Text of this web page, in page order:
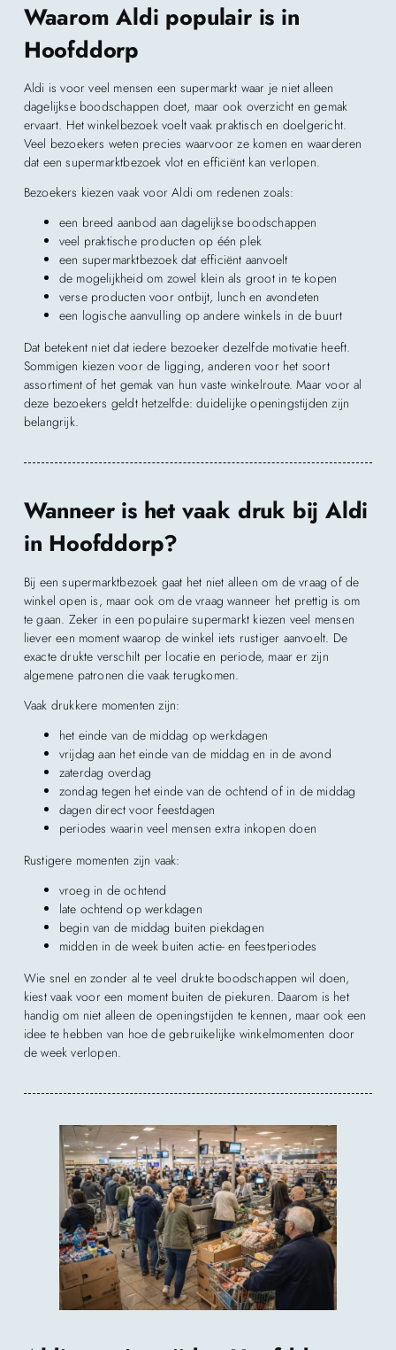
Waarom Aldi populair is in
Hoofddorp
Aldi is voor veel mensen een supermarkt waar je niet alleen
dagelijkse boodschappen doet, maar ook overzicht en gemak
ervaart. Het winkelbezoek voelt vaak praktisch en doelgericht.
Veel bezoekers weten precies waarvoor ze komen en waarderen
dat een supermarktbezoek vlot en efficiënt kan verlopen.
Bezoekers kiezen vaak voor Aldi om redenen zoals:
een breed aanbod aan dagelijkse boodschappen
veel praktische producten op één plek
een supermarktbezoek dat efficiënt aanvoelt
de mogelijkheid om zowel klein als groot in te kopen
verse producten voor ontbijt, lunch en avondeten
een logische aanvulling op andere winkels in de buurt
Dat betekent niet dat iedere bezoeker dezelfde motivatie heeft.
Sommigen kiezen voor de ligging, anderen voor het soort
assortiment of het gemak van hun vaste winkelroute. Maar voor al
deze bezoekers geldt hetzelfde: duidelijke openingstijden zijn
belangrijk.
Wanneer is het vaak druk bij Aldi
in Hoofddorp?
Bij een supermarktbezoek gaat het niet alleen om de vraag of de
winkel open is, maar ook om de vraag wanneer het prettig is om
te gaan. Zeker in een populaire supermarkt kiezen veel mensen
liever een moment waarop de winkel iets rustiger aanvoelt. De
exacte drukte verschilt per locatie en periode, maar er zijn
algemene patronen die vaak terugkomen.
Vaak drukkere momenten zijn:
het einde van de middag op werkdagen
vrijdag aan het einde van de middag en in de avond
zaterdag overdag
zondag tegen het einde van de ochtend of in de middag
dagen direct voor feestdagen
periodes waarin veel mensen extra inkopen doen
Rustigere momenten zijn vaak:
vroeg in de ochtend
late ochtend op werkdagen
begin van de middag buiten piekdagen
midden in de week buiten actie- en feestperiodes
Wie snel en zonder al te veel drukte boodschappen wil doen,
kiest vaak voor een moment buiten de piekuren. Daarom is het
handig om niet alleen de openingstijden te kennen, maar ook een
idee te hebben van hoe de gebruikelijke winkelmomenten door
de week verlopen.